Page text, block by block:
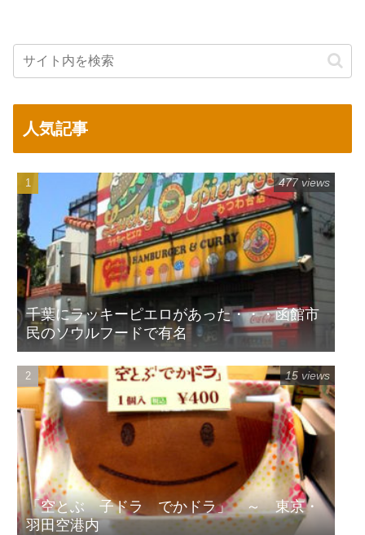
人気記事
千葉にラッキーピエロがあった・・・函館市
民のソウルフードで有名
477 views
「空とぶ 子ドラ でかドラ」 ～ 東京・
羽田空港内
15 views